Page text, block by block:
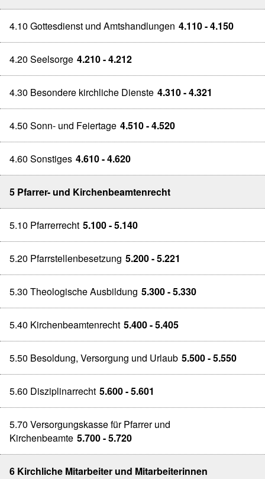
4.10 Gottesdienst und Amtshandlungen 4.110 - 4.150
4.20 Seelsorge 4.210 - 4.212
4.30 Besondere kirchliche Dienste 4.310 - 4.321
4.50 Sonn- und Feiertage 4.510 - 4.520
4.60 Sonstiges 4.610 - 4.620
5 Pfarrer- und Kirchenbeamtenrecht
5.10 Pfarrerrecht 5.100 - 5.140
5.20 Pfarrstellenbesetzung 5.200 - 5.221
5.30 Theologische Ausbildung 5.300 - 5.330
5.40 Kirchenbeamtenrecht 5.400 - 5.405
5.50 Besoldung, Versorgung und Urlaub 5.500 - 5.550
5.60 Disziplinarrecht 5.600 - 5.601
5.70 Versorgungskasse für Pfarrer und
Kirchenbeamte 5.700 - 5.720
6 Kirchliche Mitarbeiter und Mitarbeiterinnen